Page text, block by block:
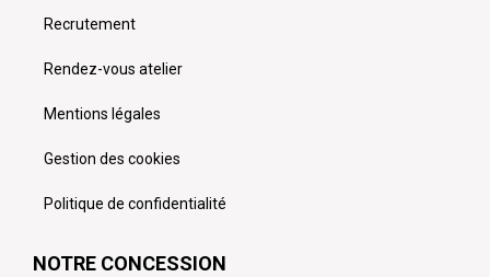
Recrutement
Rendez-vous atelier
Mentions légales
Gestion des cookies
Politique de confidentialité
NOTRE CONCESSION